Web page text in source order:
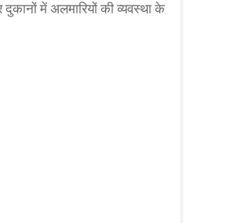
में अलमारियों की व्यवस्था के